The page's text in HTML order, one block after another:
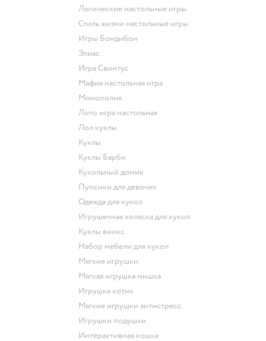
Логические настольные игры
Стиль жизни настольные игры
Игры Бондибон
Элиас
Игра Свинтус
Мафия настольная игра
Монополия
Лото игра настольная
Лол куклы
Куклы
Куклы Барби
Кукольный домик
Пупсики для девочек
Одежда для кукол
Игрушечная коляска для кукол
Куклы винкс
Набор мебели для кукол
Мягкие игрушки
Мягкая игрушка мишка
Игрушка котик
Мягкие игрушки антистресс
Игрушки подушки
Интерактивная кошка